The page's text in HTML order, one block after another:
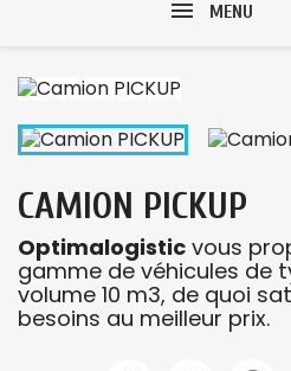
MENU
CAMION PICKUP
Optimalogistic vous
gamme de véhicules de
volume 10 m3, de quoi
besoins au meilleur prix.